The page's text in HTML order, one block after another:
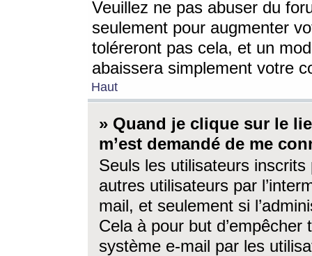
Veuillez ne pas abuser du
seulement pour augmenter
toléreront pas cela, et un
abaissera simplement votre
Haut
» Quand je clique sur le
m’est demandé de me
Seuls les utilisateurs
autres utilisateurs par
mail, et seulement si
Cela à pour but
système e-mail par les